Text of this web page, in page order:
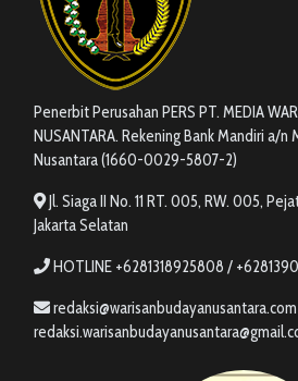
Penerbit Perusahan PERS PT. MEDIA
NUSANTARA. Rekening Bank Mandiri a/n
Nusantara (1660-0029-5807-2)
Jl. Siaga II No. 11 RT. 005, RW. 005,
Jakarta Selatan
HOTLINE +6281318925808 /